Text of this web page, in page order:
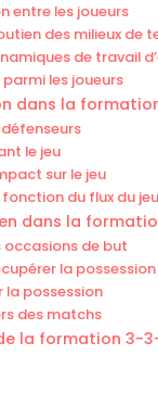
entre les joueurs
des milieux de
de travail
les joueurs
dans la
le jeu
sur le jeu
du flux du jeu
dans la
de but
la possession
la possession
des matchs
la formation 3-